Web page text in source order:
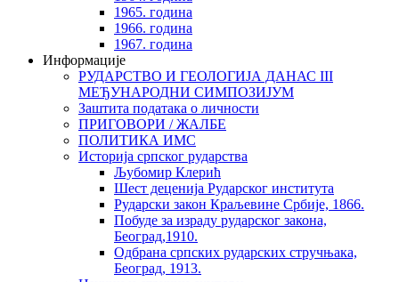
1965. година
1966. година
1967. година
Информације
РУДАРСТВО И ГЕОЛОГИЈА ДАНАС III
МЕЂУНАРОДНИ СИМПОЗИЈУМ
Заштита података о личности
ПРИГОВОРИ / ЖАЛБЕ
ПОЛИТИКА ИМС
Историја српског рударства
Љубомир Клерић
Шест деценија Рударског института
Рударски закон Краљевине Србије, 1866.
Побуде за израду рударског закона,
Београд,1910.
Одбрана српских рударских стручњака,
Београд, 1913.